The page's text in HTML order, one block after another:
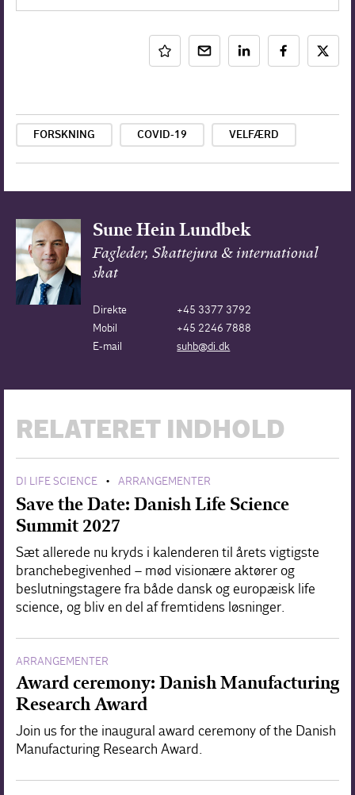
FORSKNING COVID-19 VELFÆRD
Sune Hein Lundbek
Fagleder, Skattejura & international
skat
Direkte
+45 3377 3792
Mobil
+45 2246 7888
E-mail
suhb@di.dk
RELATERET INDHOLD
DI LIFE SCIENCE • ARRANGEMENTER
Save the Date: Danish Life Science
Summit 2027
Sæt allerede nu kryds i kalenderen til årets vigtigste
branchebegivenhed – mød visionære aktører og
beslutningstagere fra både dansk og europæisk life
science, og bliv en del af fremtidens løsninger.
ARRANGEMENTER
Award ceremony: Danish Manufacturing
Research Award
Join us for the inaugural award ceremony of the Danish
Manufacturing Research Award.